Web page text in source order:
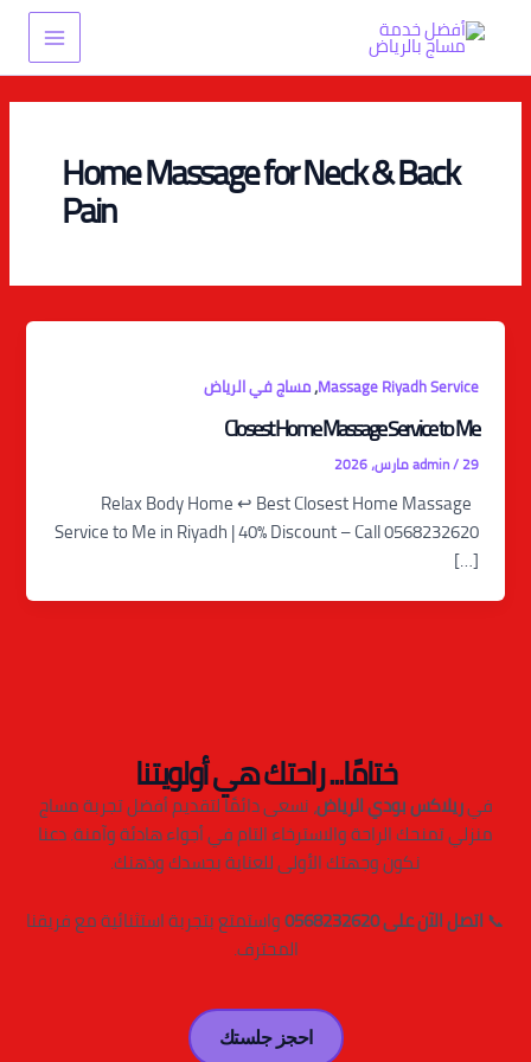
المحتوى
Main
Menu
Home Massage for Neck & Back
Pain
Massage Riyadh Service
,مساج في الرياض
Closest Home Massage Service to Me
admin/29 مارس، 2026
Relax Body Home ↩️ Best Closest Home Massage
Service to Me in Riyadh | 40% Discount – Call 0568232620
[…]
ختامًا... راحتك هي أولويتنا
فيريلاكس بودي الرياض، نسعى دائمًا لتقديم أفضل تجربة مساج
منزلي تمنحك الراحة والاسترخاء التام في أجواء هادئة وآمنة. دعنا
نكون وجهتك الأولى للعناية بجسدك وذهنك.
📞اتصل الآن على 0568232620
واستمتع بتجربة استثنائية مع فريقنا
المحترف.
احجز جلستك